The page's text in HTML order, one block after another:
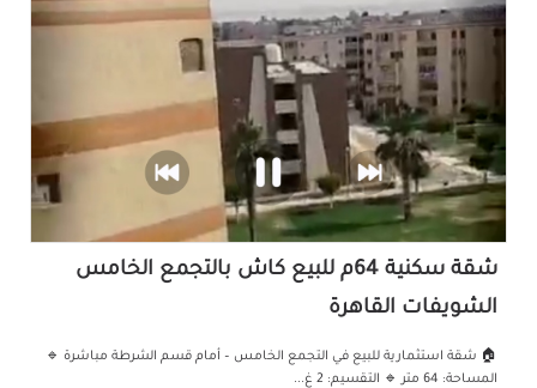
شقة سكنية 64م للبيع كاش بالتجمع الخامس
الشويفات القاهرة
🏠 شقة استثمارية للبيع في التجمع الخامس – أمام قسم الشرطة مباشرة 🔹
المساحة: 64 متر 🔹 التقسيم: 2 غ...